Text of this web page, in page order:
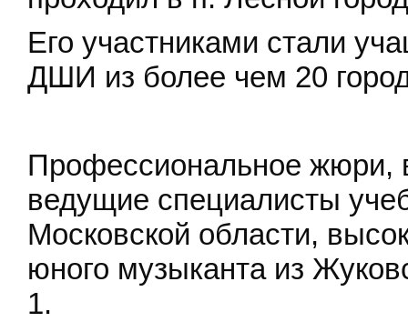
Его участниками стали
ДШИ из более чем 20
Профессиональное жюри,
ведущие специалисты
Московской области,
юного музыканта из
1.